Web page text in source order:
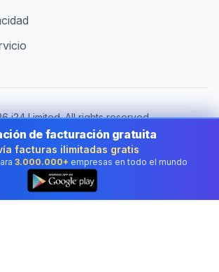
i24 Limited. All rights reserved.
de empresas en Spain
de país:
Spain
de facturación gratuita
facturas ilimitadas gratis
3.000.000+ empresas en todo el mundo